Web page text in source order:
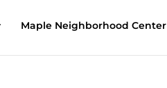
Maple Neighborhood Center